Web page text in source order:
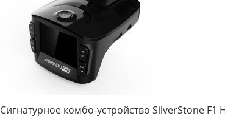
Сигнатурное комбо-устройство SilverStone F1